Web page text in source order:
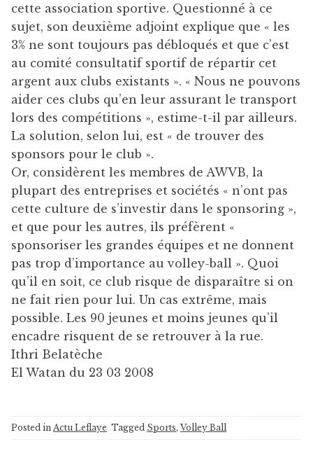
cette association sportive. Questionné à ce
sujet, son deuxième adjoint explique que « les
3% ne sont toujours pas débloqués et que c’est
au comité consultatif sportif de répartir cet
argent aux clubs existants ». « Nous ne pouvons
aider ces clubs qu’en leur assurant le transport
lors des compétitions », estime-t-il par ailleurs.
La solution, selon lui, est « de trouver des
sponsors pour le club ».
Or, considèrent les membres de AWVB, la
plupart des entreprises et sociétés « n’ont pas
cette culture de s’investir dans le sponsoring »,
et que pour les autres, ils préfèrent «
sponsoriser les grandes équipes et ne donnent
pas trop d’importance au volley-ball ». Quoi
qu’il en soit, ce club risque de disparaître si on
ne fait rien pour lui. Un cas extrême, mais
possible. Les 90 jeunes et moins jeunes qu’il
encadre risquent de se retrouver à la rue.
Ithri Belatèche
El Watan du 23 03 2008
Posted in Actu Leflaye Tagged Sports, Volley Ball